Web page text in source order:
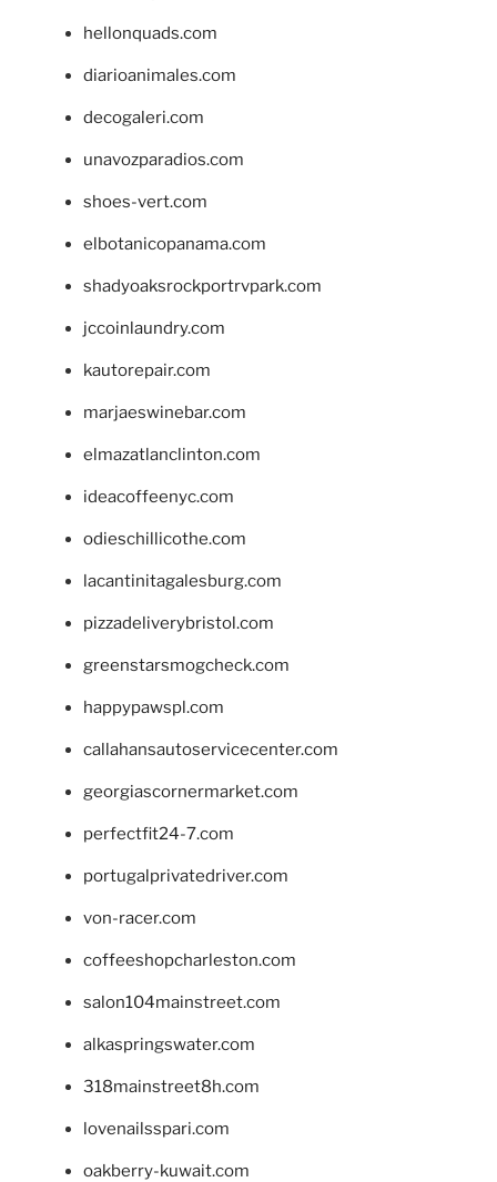
hellonquads.com
diarioanimales.com
decogaleri.com
unavozparadios.com
shoes-vert.com
elbotanicopanama.com
shadyoaksrockportrvpark.com
jccoinlaundry.com
kautorepair.com
marjaeswinebar.com
elmazatlanclinton.com
ideacoffeenyc.com
odieschillicothe.com
lacantinitagalesburg.com
pizzadeliverybristol.com
greenstarsmogcheck.com
happypawspl.com
callahansautoservicecenter.com
georgiascornermarket.com
perfectfit24-7.com
portugalprivatedriver.com
von-racer.com
coffeeshopcharleston.com
salon104mainstreet.com
alkaspringswater.com
318mainstreet8h.com
lovenailsspari.com
oakberry-kuwait.com